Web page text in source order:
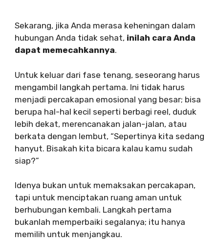
Sekarang, jika Anda merasa keheningan dalam
hubungan Anda tidak sehat, inilah cara Anda
dapat memecahkannya.
Untuk keluar dari fase tenang, seseorang harus
mengambil langkah pertama. Ini tidak harus
menjadi percakapan emosional yang besar; bisa
berupa hal-hal kecil seperti berbagi reel, duduk
lebih dekat, merencanakan jalan-jalan, atau
berkata dengan lembut, “Sepertinya kita sedang
hanyut. Bisakah kita bicara kalau kamu sudah
siap?”
Idenya bukan untuk memaksakan percakapan,
tapi untuk menciptakan ruang aman untuk
berhubungan kembali. Langkah pertama
bukanlah memperbaiki segalanya; itu hanya
memilih untuk menjangkau.